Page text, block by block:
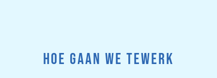
HOE GAAN WE TEWERK